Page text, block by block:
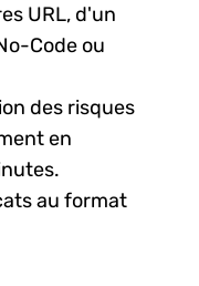
URL, d'un
Code ou
des risques
en
au format